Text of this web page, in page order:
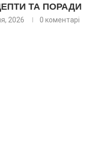
ТА ПОРАДИ
2026 0 коментарі